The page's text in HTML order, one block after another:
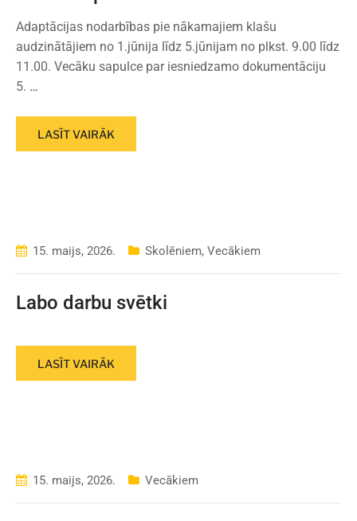
Adaptācijas nodarbības pie nākamajiem klašu
audzinātājiem no 1.jūnija līdz 5.jūnijam no plkst. 9.00 līdz
11.00. Vecāku sapulce par iesniedzamo dokumentāciju
5. …
LASĪT VAIRĀK
15. maijs, 2026. Skolēniem, Vecākiem
Labo darbu svētki
LASĪT VAIRĀK
15. maijs, 2026. Vecākiem